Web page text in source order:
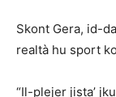
Skont Gera, id-
realtà hu sport
“Il-plejer jista’